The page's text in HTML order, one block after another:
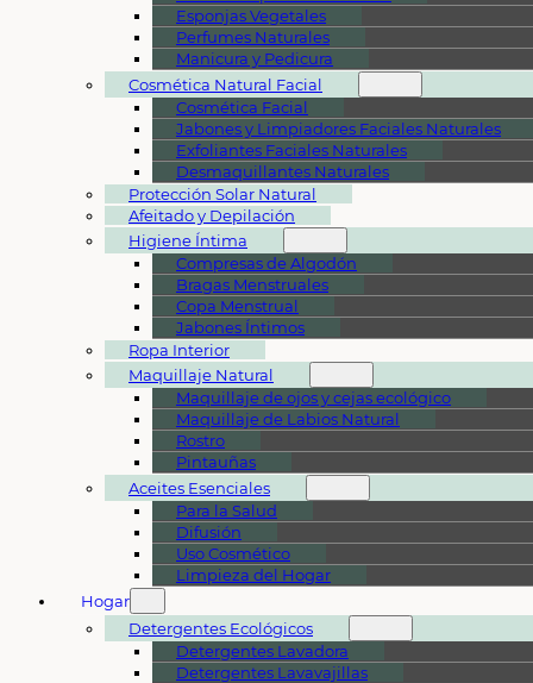
Esponjas Vegetales
Perfumes Naturales
Manicura y Pedicura
Cosmética Natural Facial
Cosmética Facial
Jabones y Limpiadores Faciales Naturales
Exfoliantes Faciales Naturales
Desmaquillantes Naturales
Protección Solar Natural
Afeitado y Depilación
Higiene Íntima
Compresas de Algodón
Bragas Menstruales
Copa Menstrual
Jabones Íntimos
Ropa Interior
Maquillaje Natural
Maquillaje de ojos y cejas ecológico
Maquillaje de Labios Natural
Rostro
Pintauñas
Aceites Esenciales
Para la Salud
Difusión
Uso Cosmético
Limpieza del Hogar
Hogar
Detergentes Ecológicos
Detergentes Lavadora
Detergentes Lavavajillas